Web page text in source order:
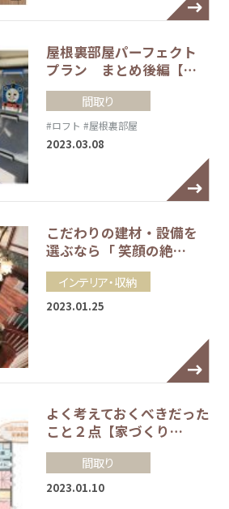
屋根裏部屋パーフェクト
プラン まとめ後編【…
間取り
#ロフト #屋根裏部屋
2023.03.08
こだわりの建材・設備を
選ぶなら「 笑顔の絶…
インテリア・収納
2023.01.25
よく考えておくべきだった
こと２点【家づくり…
間取り
2023.01.10